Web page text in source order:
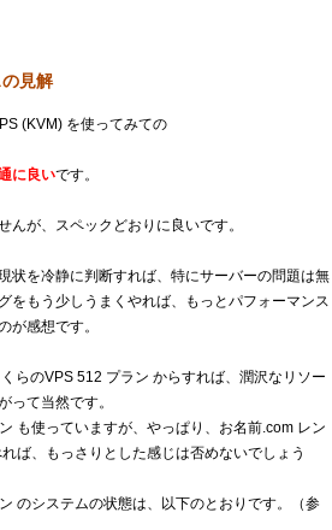
見解
(KVM) を使ってみての
に良いです。
んが、スペックどおりに良いです。
状を冷静に判断すれば、特にサーバーの問題は無
をもう少しうまくやれば、もっとパフォーマンス
が感想です。
らのVPS 512 プラン からすれば、潤沢なリソー
って当然です。
も使っていますが、やっぱり、お名前.com レン
ば、もっさりとした感じは否めないでしょう
のシステムの状態は、以下のとおりです。（参